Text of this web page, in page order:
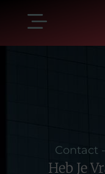
Contact
Heb Je